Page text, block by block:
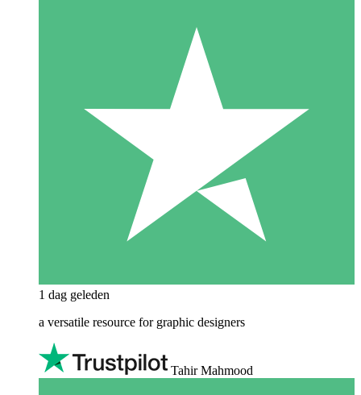
1 dag geleden
a versatile resource for graphic designers
Tahir Mahmood